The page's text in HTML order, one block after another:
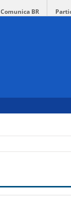
Comunica BR